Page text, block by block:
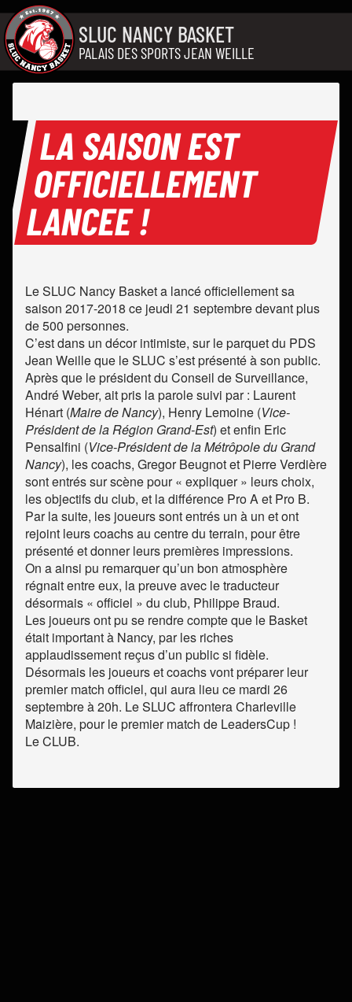
Aller au contenu
SLUC NANCY BASKET
PALAIS DES SPORTS JEAN WEILLE
LA SAISON EST
OFFICIELLEMENT
LANCEE !
Le SLUC Nancy Basket a lancé officiellement sa
saison 2017-2018 ce jeudi 21 septembre devant plus
de 500 personnes.
C’est dans un décor intimiste, sur le parquet du PDS
Jean Weille que le SLUC s’est présenté à son public.
Après que le président du Conseil de Surveillance,
André Weber, ait pris la parole suivi par : Laurent
Hénart (Maire de Nancy), Henry Lemoine (Vice-
Président de la Région Grand-Est) et enfin Eric
Pensalfini (Vice-Président de la Métrôpole du Grand
Nancy), les coachs, Gregor Beugnot et Pierre Verdière
sont entrés sur scène pour « expliquer » leurs choix,
les objectifs du club, et la différence Pro A et Pro B.
Par la suite, les joueurs sont entrés un à un et ont
rejoint leurs coachs au centre du terrain, pour être
présenté et donner leurs premières impressions.
On a ainsi pu remarquer qu’un bon atmosphère
régnait entre eux, la preuve avec le traducteur
désormais « officiel » du club, Philippe Braud.
Les joueurs ont pu se rendre compte que le Basket
était important à Nancy, par les riches
applaudissement reçus d’un public si fidèle.
Désormais les joueurs et coachs vont préparer leur
premier match officiel, qui aura lieu ce mardi 26
septembre à 20h. Le SLUC affrontera Charleville
Maizière, pour le premier match de LeadersCup !
Le CLUB.